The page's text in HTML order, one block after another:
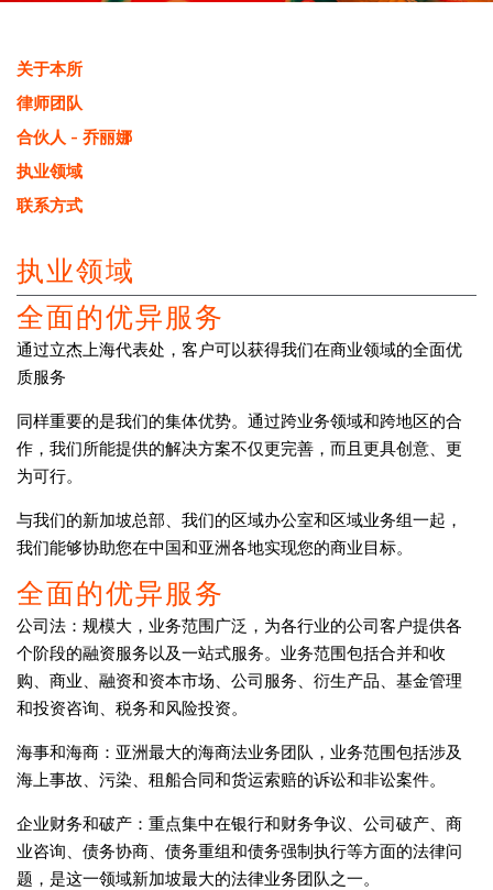
关于本所
律师团队
合伙人 - 乔丽娜
执业领域
联系方式
执业领域
全面的优异服务
通过立杰上海代表处，客户可以获得我们在商业领域的全面优
质服务
同样重要的是我们的集体优势。通过跨业务领域和跨地区的合
作，我们所能提供的解决方案不仅更完善，而且更具创意、更
为可行。
与我们的新加坡总部、我们的区域办公室和区域业务组一起，
我们能够协助您在中国和亚洲各地实现您的商业目标。
全面的优异服务
公司法：规模大，业务范围广泛，为各行业的公司客户提供各
个阶段的融资服务以及一站式服务。业务范围包括合并和收
购、商业、融资和资本市场、公司服务、衍生产品、基金管理
和投资咨询、税务和风险投资。
海事和海商：亚洲最大的海商法业务团队，业务范围包括涉及
海上事故、污染、租船合同和货运索赔的诉讼和非讼案件。
企业财务和破产：重点集中在银行和财务争议、公司破产、商
业咨询、债务协商、债务重组和债务强制执行等方面的法律问
题，是这一领域新加坡最大的法律业务团队之一。